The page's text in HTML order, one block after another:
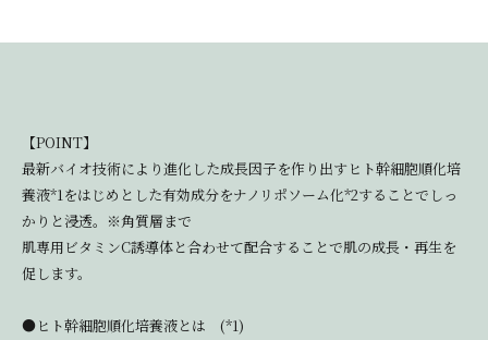
【POINT】
最新バイオ技術により進化した成長因子を作り出すヒト幹細胞順化培
養液*1をはじめとした有効成分をナノリポソーム化*2することでしっ
かりと浸透。※角質層まで
肌専用ビタミンC誘導体と合わせて配合することで肌の成長・再生を
促します。
●ヒト幹細胞順化培養液とは (*1)